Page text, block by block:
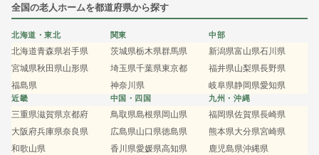
全国の老人ホームを都道府県から探す
北海道・東北
北海道青森県岩手県
宮城県秋田県山形県
福島県
関東
茨城県栃木県群馬県
埼玉県千葉県東京都
神奈川県
中部
新潟県富山県石川県
福井県山梨県長野県
岐阜県静岡県愛知県
近畿
三重県滋賀県京都府
大阪府兵庫県奈良県
和歌山県
中国・四国
鳥取県島根県岡山県
広島県山口県徳島県
香川県愛媛県高知県
九州・沖縄
福岡県佐賀県長崎県
熊本県大分県宮崎県
鹿児島県沖縄県